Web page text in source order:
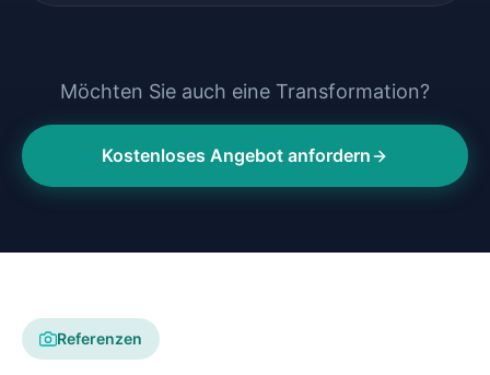
Möchten Sie auch eine Transformation?
Kostenloses Angebot anfordern
Referenzen